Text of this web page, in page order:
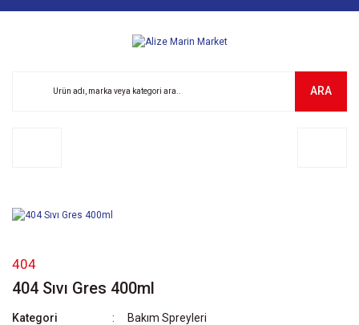
ARA
404
404 Sıvı Gres 400ml
Kategori
Bakım Spreyleri